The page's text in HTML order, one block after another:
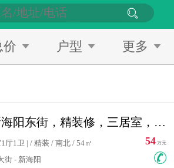
价 户型 更多
新海阳东街，精装修，三居室，南北通透，拎包入住，单价低
厅1卫 | / 精装 / 南北 / 54㎡
街 - 新海阳
54 万元